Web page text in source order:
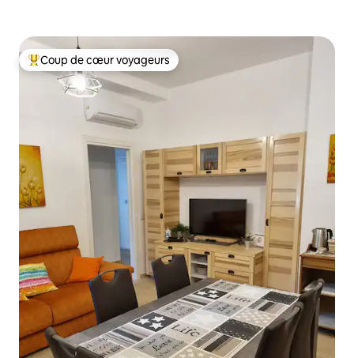
Coups de cœur voyageurs les plus appréciés
Coup de cœur voyageurs